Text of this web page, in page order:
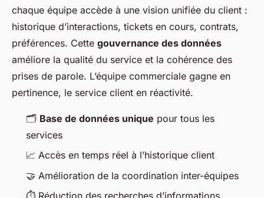
chaque équipe accède à une vision unifiée du client :
historique d’interactions, tickets en cours, contrats,
préférences. Cette gouvernance des données
améliore la qualité du service et la cohérence des
prises de parole. L’équipe commerciale gagne en
pertinence, le service client en réactivité.
🗂️ Base de données unique pour tous les
services
📈 Accès en temps réel à l’historique client
🤝 Amélioration de la coordination inter-équipes
⏱️ Réduction des recherches d’informations